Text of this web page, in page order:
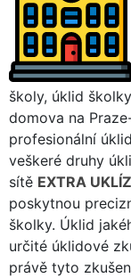
školy, úklid
domova na
profesionální
veškeré druhy
sítě EXTRA
poskytnou
školky. Úklid
určité úklidové
právě tyto